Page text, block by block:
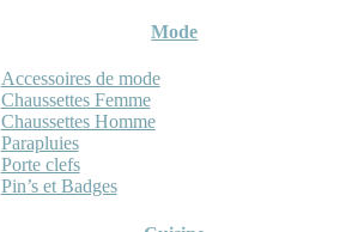
Mode
Accessoires de mode
Chaussettes Femme
Chaussettes Homme
Parapluies
Porte clefs
Pin’s et Badges